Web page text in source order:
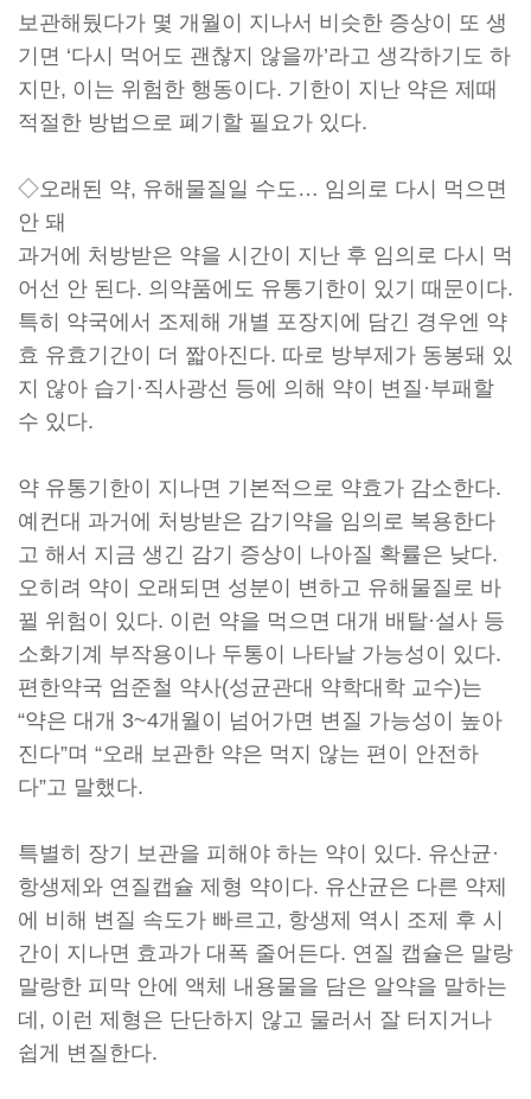
보관해뒀다가 몇 개월이 지나서 비슷한 증상이 또 생
기면 ‘다시 먹어도 괜찮지 않을까’라고 생각하기도 하
지만, 이는 위험한 행동이다. 기한이 지난 약은 제때
적절한 방법으로 폐기할 필요가 있다.
◇오래된 약, 유해물질일 수도… 임의로 다시 먹으면
안 돼
과거에 처방받은 약을 시간이 지난 후 임의로 다시 먹
어선 안 된다. 의약품에도 유통기한이 있기 때문이다.
특히 약국에서 조제해 개별 포장지에 담긴 경우엔 약
효 유효기간이 더 짧아진다. 따로 방부제가 동봉돼 있
지 않아 습기·직사광선 등에 의해 약이 변질·부패할
수 있다.
약 유통기한이 지나면 기본적으로 약효가 감소한다.
예컨대 과거에 처방받은 감기약을 임의로 복용한다
고 해서 지금 생긴 감기 증상이 나아질 확률은 낮다.
오히려 약이 오래되면 성분이 변하고 유해물질로 바
뀔 위험이 있다. 이런 약을 먹으면 대개 배탈·설사 등
소화기계 부작용이나 두통이 나타날 가능성이 있다.
편한약국 엄준철 약사(성균관대 약학대학 교수)는
“약은 대개 3~4개월이 넘어가면 변질 가능성이 높아
진다”며 “오래 보관한 약은 먹지 않는 편이 안전하
다”고 말했다.
특별히 장기 보관을 피해야 하는 약이 있다. 유산균·
항생제와 연질캡슐 제형 약이다. 유산균은 다른 약제
에 비해 변질 속도가 빠르고, 항생제 역시 조제 후 시
간이 지나면 효과가 대폭 줄어든다. 연질 캡슐은 말랑
말랑한 피막 안에 액체 내용물을 담은 알약을 말하는
데, 이런 제형은 단단하지 않고 물러서 잘 터지거나
쉽게 변질한다.